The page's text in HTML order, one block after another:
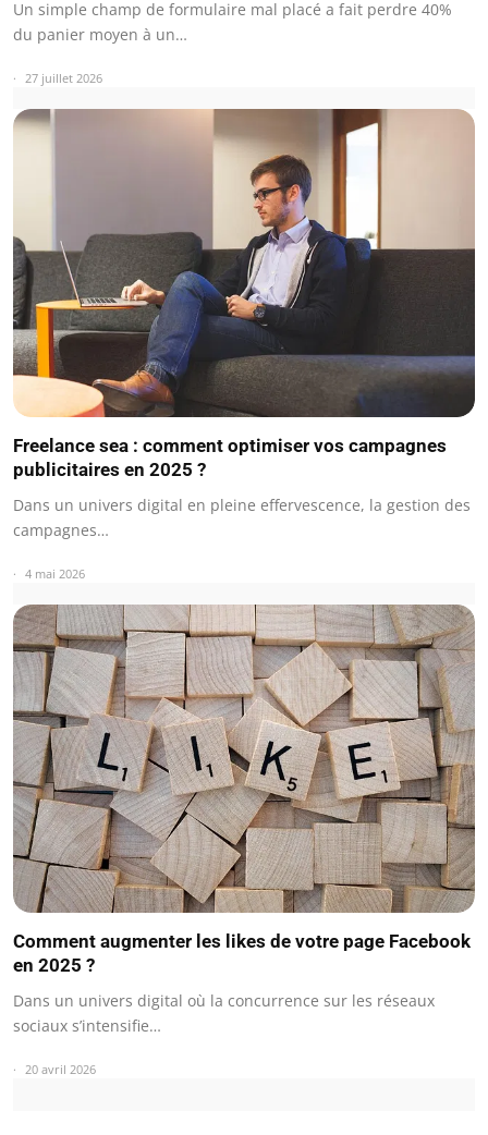
Un simple champ de formulaire mal placé a fait perdre 40%
du panier moyen à un…
27 juillet 2026
Freelance sea : comment optimiser vos campagnes
publicitaires en 2025 ?
Dans un univers digital en pleine effervescence, la gestion des
campagnes…
4 mai 2026
Comment augmenter les likes de votre page Facebook
en 2025 ?
Dans un univers digital où la concurrence sur les réseaux
sociaux s’intensifie…
20 avril 2026